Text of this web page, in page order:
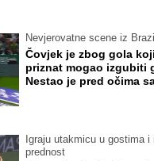
Nevjerovatne scene iz
Čovjek je zbog gola
priznat mogao izgubiti
Nestao je pred očima
Igraju utakmicu u gostima i
prednost